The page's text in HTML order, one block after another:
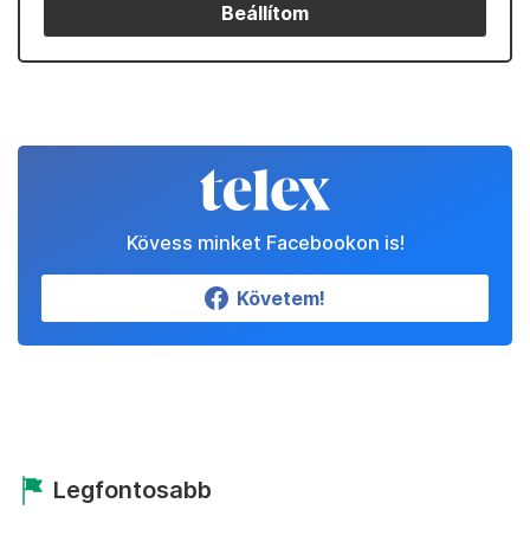
Beállítom
Kövess minket Facebookon is!
Követem!
Legfontosabb